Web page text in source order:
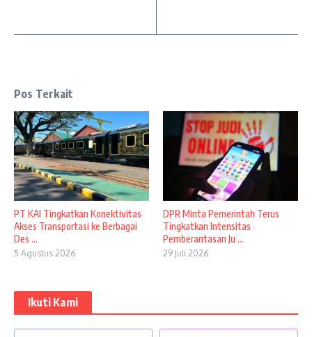
Pos Terkait
PT KAI Tingkatkan Konektivitas
Akses Transportasi ke Berbagai
Des ...
5 Agustus 2026
DPR Minta Pemerintah Terus
Tingkatkan Intensitas
Pemberantasan Ju ...
29 Juli 2026
Ikuti Kami